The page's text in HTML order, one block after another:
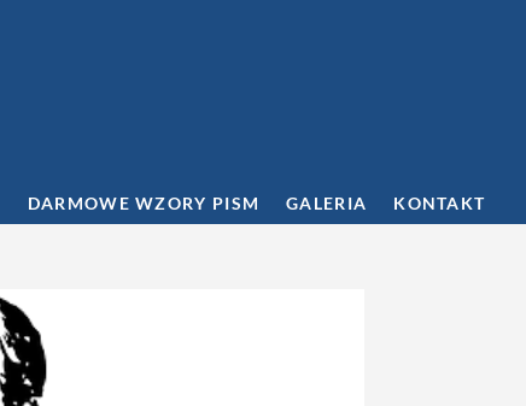
DARMOWE WZORY PISM GALERIA KONTAKT